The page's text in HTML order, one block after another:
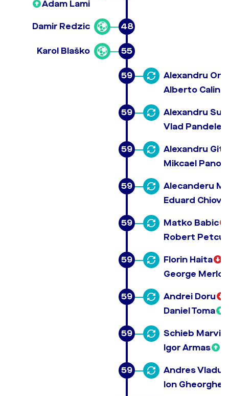
Adam Lami
48
Damir Redzic
55
Karol Blaško
59
Alexandru
Alberto Calin
59
Alexandru
Vlad Pandele
59
Alexandru Git
Mikcael Panos
59
Alecanderu
Eduard
59
Matko Babic
Robert
59
Florin Haita
George Merloi
59
Andrei Doru
Daniel Toma
59
Schieb Marvin
Igor Armas
59
Andres Vladut
Ion Gheorghe